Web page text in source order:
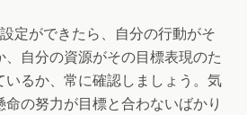
定ができたら、自分の行動がそ
自分の資源がその目標表現のた
るか、常に確認しましょう。気
の努力が目標と合わないばかり